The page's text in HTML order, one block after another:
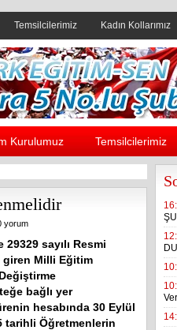
Temsilcilerimiz Kadın Kollarımız
Kurulumuz Temsilcilerimiz
yorum
sayılı Resmi
giren Milli Eğitim
bağlı yer
hesabında 30 Eylül
tarihli Öğretmenlerin